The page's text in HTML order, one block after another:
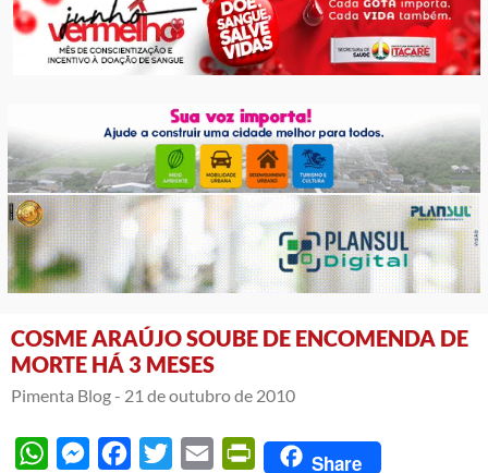
COSME ARAÚJO SOUBE DE ENCOMENDA DE
MORTE HÁ 3 MESES
Pimenta Blog - 21 de outubro de 2010
WhatsAppMessengerFacebook
Twitter Email PrintFriendly
Share